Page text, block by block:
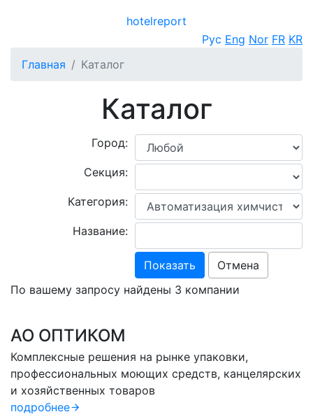
hotelreport
Рус Eng Nor FR KR
Главная
Каталог
Каталог
Город:
Секция:
Категория:
Название:
Показать
Отмена
По вашему запросу найдены 3 компании
АО ОПТИКОМ
Комплексные решения на рынке упаковки,
профессиональных моющих средств, канцелярских
и хозяйственных товаров
подробнее